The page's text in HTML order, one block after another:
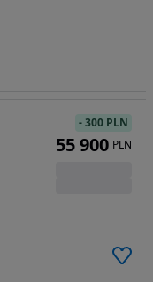
-300 PLN
55 900 PLN